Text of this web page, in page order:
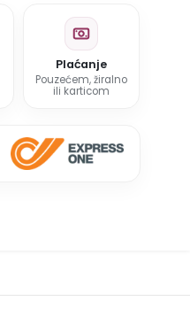
Plaćanje
Pouzećem, žiralno
ili karticom